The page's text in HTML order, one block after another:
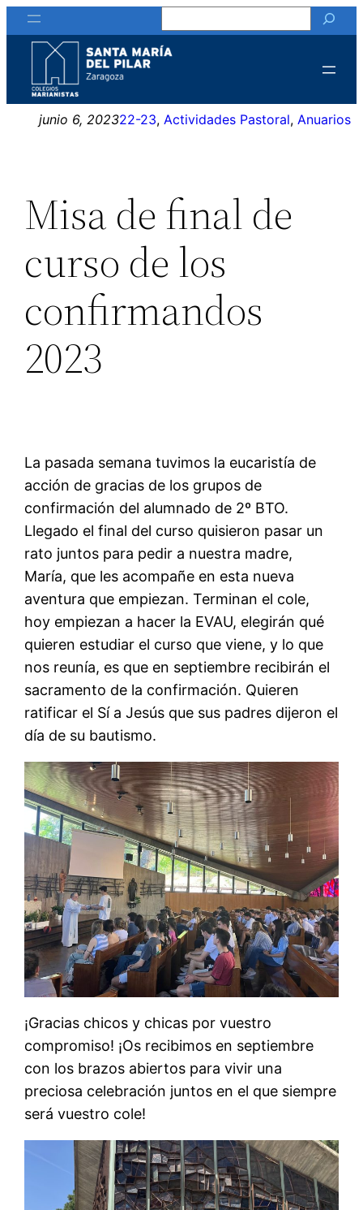
Saltar
al
contenido
junio 6, 202322-23, Actividades Pastoral, Anuarios
Misa de final de
curso de los
confirmandos
2023
La pasada semana tuvimos la eucaristía de
acción de gracias de los grupos de
confirmación del alumnado de 2º BTO.
Llegado el final del curso quisieron pasar un
rato juntos para pedir a nuestra madre,
María, que les acompañe en esta nueva
aventura que empiezan. Terminan el cole,
hoy empiezan a hacer la EVAU, elegirán qué
quieren estudiar el curso que viene, y lo que
nos reunía, es que en septiembre recibirán el
sacramento de la confirmación. Quieren
ratificar el Sí a Jesús que sus padres dijeron el
día de su bautismo.
¡Gracias chicos y chicas por vuestro
compromiso! ¡Os recibimos en septiembre
con los brazos abiertos para vivir una
preciosa celebración juntos en el que siempre
será vuestro cole!